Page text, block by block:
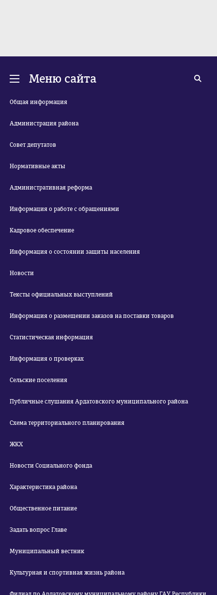
Меню сайта
Общая информация
Администрация района
Совет депутатов
Нормативные акты
Административная реформа
Информация о работе с обращениями
Кадровое обеспечение
Информация о состоянии защиты населения
Новости
Тексты официальных выступлений
Информация о размещении заказов на поставки товаров
Статистическая информация
Информация о проверках
Сельские поселения
Публичные слушания Ардатовского муниципального района
Схема территориального планирования
ЖКХ
Новости Социального фонда
Характеристика района
Общественное питание
Задать вопрос Главе
Муниципальный вестник
Культурная и спортивная жизнь района